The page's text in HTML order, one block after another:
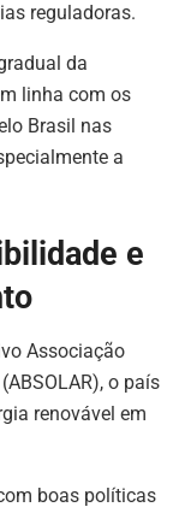
reguladoras.
da
linha com os
Brasil nas
a
e
Associação
o país
renovável em
boas políticas